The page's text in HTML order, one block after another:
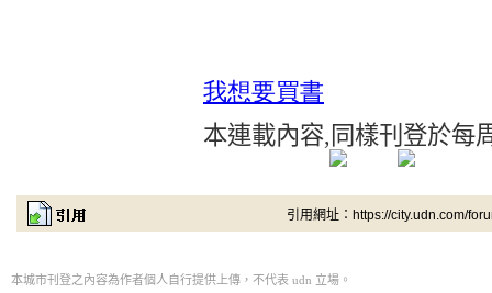
我想要買書
本連載內容, 同樣刊登於每
引用網址：https://city.udn.com/
本城市刊登之內容為作者個人自行提供上傳，不代表 udn 立場。